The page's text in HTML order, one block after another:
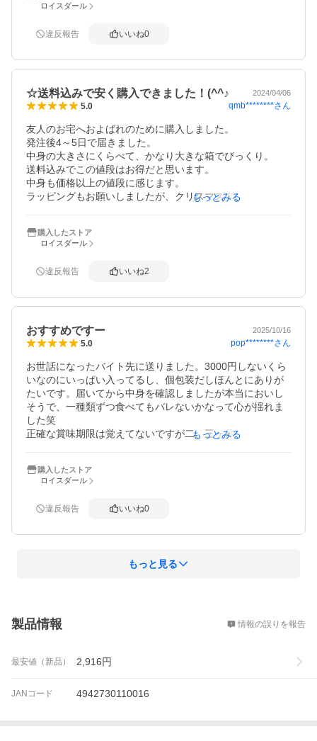
ロイスダール
違反報告 いいね0
☆送料込みで安く購入できました！(^^♪ 2024/04/06
5.0 qmb********さん
友人のお宅へおよばれのために購入しました。
発注後4～5日で届きました。
中身の大きさにくらべて、かなり大きな箱でびっくり。
送料込みでこの値段はお得だと思います。
中身も価格以上の値段に感じます。
ラッピングもお願いしましたが、クリスマスプレゼントの
もっとみる
購入したストア
ロイスダール
違反報告 いいね2
おすすめですー 2025/10/16
5.0 pop********さん
お世話になったバイト先に送りました。3000円しないくら
いなのにいっぱい入ってるし、個包装だしほんとにありが
たいです。届いてから中身を確認しましたが本当においし
そうで、一種類ずつ食べてもバレないかなって心が揺れま
した笑
正確な賞味期限は覚えてないですが二、三ヶ月はありまし
もっとみる
購入したストア
ロイスダール
違反報告 いいね0
もっと見る
製品情報 情報の誤りを報告
最安値（新品） 2,916円
JANコード 4942730110016